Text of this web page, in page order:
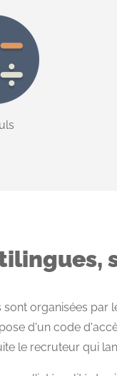
sont organisées par
d'un code
le recruteur qui